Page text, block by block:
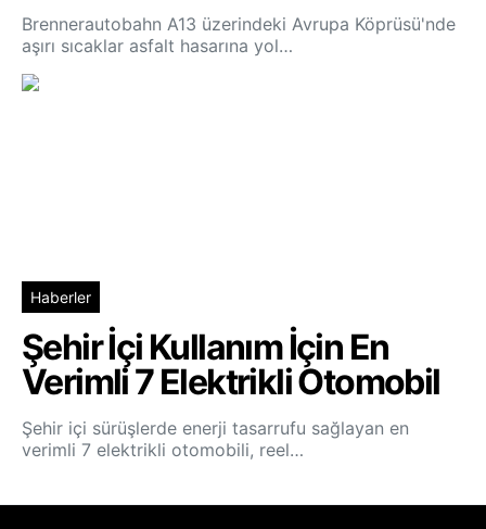
Brennerautobahn A13 üzerindeki Avrupa Köprüsü'nde
aşırı sıcaklar asfalt hasarına yol…
Haberler
Şehir İçi Kullanım İçin En
Verimli 7 Elektrikli Otomobil
Şehir içi sürüşlerde enerji tasarrufu sağlayan en
verimli 7 elektrikli otomobili, reel…